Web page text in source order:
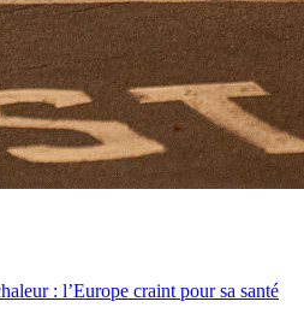
: l’Europe craint pour sa santé